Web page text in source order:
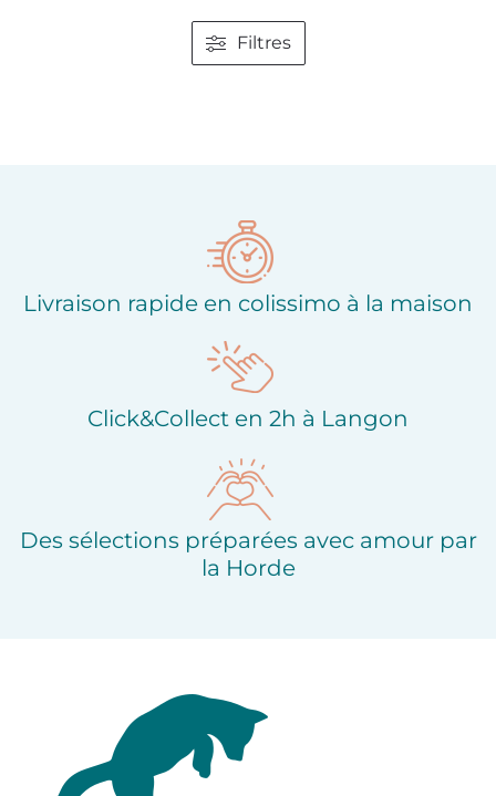
Filtres
Livraison rapide en colissimo à la maison
Click&Collect en 2h à Langon
Des sélections préparées avec amour par
la Horde